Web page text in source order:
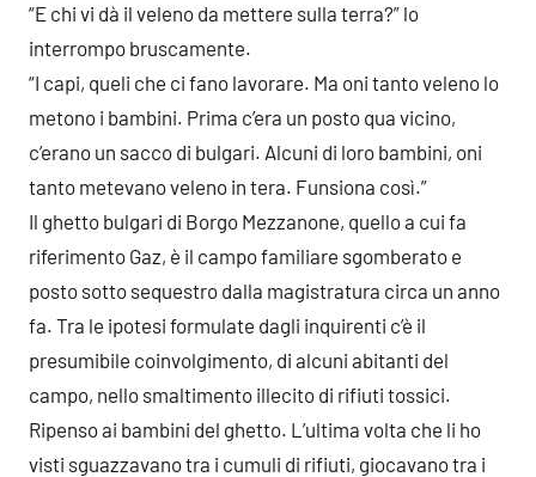
“E chi vi dà il veleno da mettere sulla terra?” lo
interrompo bruscamente.
“I capi, queli che ci fano lavorare. Ma oni tanto veleno lo
metono i bambini. Prima c’era un posto qua vicino,
c’erano un sacco di bulgari. Alcuni di loro bambini, oni
tanto metevano veleno in tera. Funsiona così.”
Il ghetto bulgari di Borgo Mezzanone, quello a cui fa
riferimento Gaz, è il campo familiare sgomberato e
posto sotto sequestro dalla magistratura circa un anno
fa. Tra le ipotesi formulate dagli inquirenti c’è il
presumibile coinvolgimento, di alcuni abitanti del
campo, nello smaltimento illecito di rifiuti tossici.
Ripenso ai bambini del ghetto. L’ultima volta che li ho
visti sguazzavano tra i cumuli di rifiuti, giocavano tra i